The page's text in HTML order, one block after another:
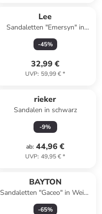
Lee
Sandaletten "Emersyn" in
Schwarz
-45%
32,99 €
UVP: 59,99 €*
rieker
Sandalen in schwarz
-9%
ab: 44,96 €
UVP: 49,95 €*
BAYTON
Sandaletten "Gaceo" in Weiß/
Bunt
-65%